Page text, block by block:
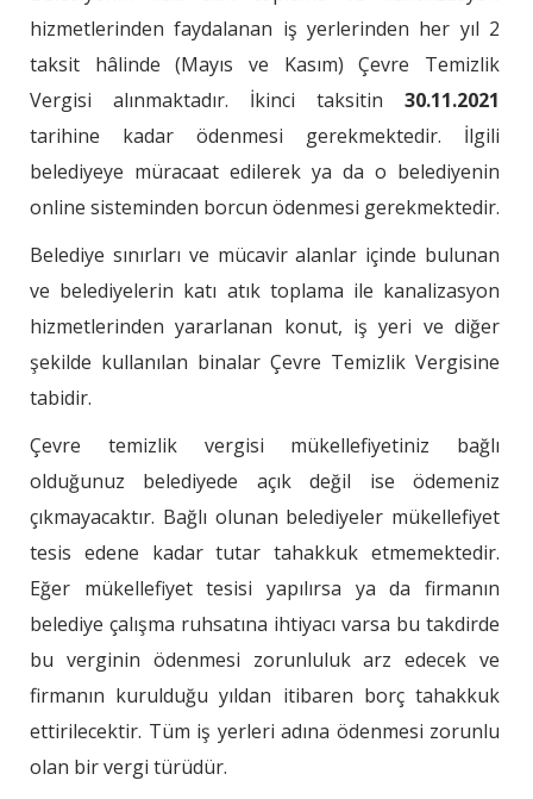
hizmetlerinden faydalanan iş yerlerinden her yıl 2
taksit hâlinde (Mayıs ve Kasım) Çevre Temizlik
Vergisi alınmaktadır. İkinci taksitin 30.11.2021
tarihine kadar ödenmesi gerekmektedir. İlgili
belediyeye müracaat edilerek ya da o belediyenin
online sisteminden borcun ödenmesi gerekmektedir.
Belediye sınırları ve mücavir alanlar içinde bulunan
ve belediyelerin katı atık toplama ile kanalizasyon
hizmetlerinden yararlanan konut, iş yeri ve diğer
şekilde kullanılan binalar Çevre Temizlik Vergisine
tabidir.
Çevre temizlik vergisi mükellefiyetiniz bağlı
olduğunuz belediyede açık değil ise ödemeniz
çıkmayacaktır. Bağlı olunan belediyeler mükellefiyet
tesis edene kadar tutar tahakkuk etmemektedir.
Eğer mükellefiyet tesisi yapılırsa ya da firmanın
belediye çalışma ruhsatına ihtiyacı varsa bu takdirde
bu verginin ödenmesi zorunluluk arz edecek ve
firmanın kurulduğu yıldan itibaren borç tahakkuk
ettirilecektir. Tüm iş yerleri adına ödenmesi zorunlu
olan bir vergi türüdür.